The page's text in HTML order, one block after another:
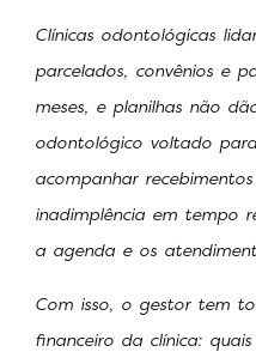
Clínicas odontológicas
parcelados, convênios e
meses, e planilhas não
odontológico voltado
acompanhar
inadimplência em tempo
a agenda e os
Com isso, o gestor tem
financeiro da clínica: